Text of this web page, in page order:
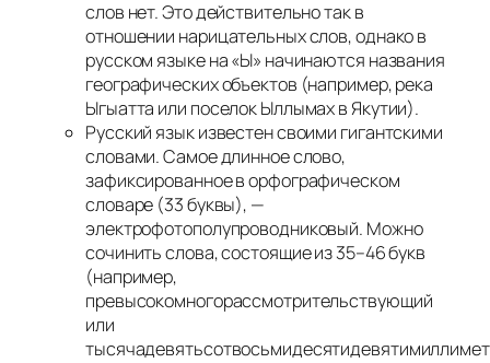
слов нет. Это действительно так в
отношении нарицательных слов, однако в
русском языке на «Ы» начинаются названия
географических объектов (например, река
Ыгыатта или поселок Ыллымах в Якутии).
Русский язык известен своими гигантскими
словами. Самое длинное слово,
зафиксированное в орфографическом
словаре (33 буквы), —
электрофотополупроводниковый. Можно
сочинить слова, состоящие из 35–46 букв
(например,
превысокомногорассмотрительствующий
или